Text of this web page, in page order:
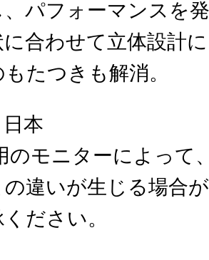
パフォーマンスを
に合わせて立体設計
たつきも解消。
日本
モニターによって
の違いが生じる場合
ださい。